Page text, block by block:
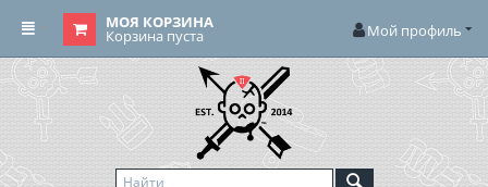
МОЯ КОРЗИНА
Корзина пуста Мой профиль